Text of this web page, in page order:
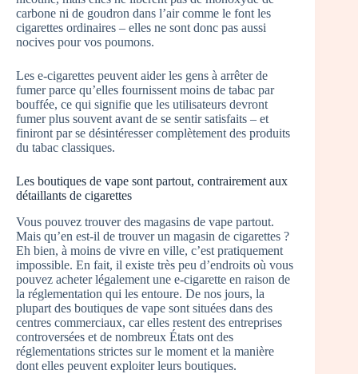
carbone ni de goudron dans l’air comme le font les
cigarettes ordinaires – elles ne sont donc pas aussi
nocives pour vos poumons.
Les e-cigarettes peuvent aider les gens à arrêter de
fumer parce qu’elles fournissent moins de tabac par
bouffée, ce qui signifie que les utilisateurs devront
fumer plus souvent avant de se sentir satisfaits – et
finiront par se désintéresser complètement des produits
du tabac classiques.
Les boutiques de vape sont partout, contrairement aux
détaillants de cigarettes
Vous pouvez trouver des magasins de vape partout.
Mais qu’en est-il de trouver un magasin de cigarettes ?
Eh bien, à moins de vivre en ville, c’est pratiquement
impossible. En fait, il existe très peu d’endroits où vous
pouvez acheter légalement une e-cigarette en raison de
la réglementation qui les entoure. De nos jours, la
plupart des boutiques de vape sont situées dans des
centres commerciaux, car elles restent des entreprises
controversées et de nombreux États ont des
réglementations strictes sur le moment et la manière
dont elles peuvent exploiter leurs boutiques.